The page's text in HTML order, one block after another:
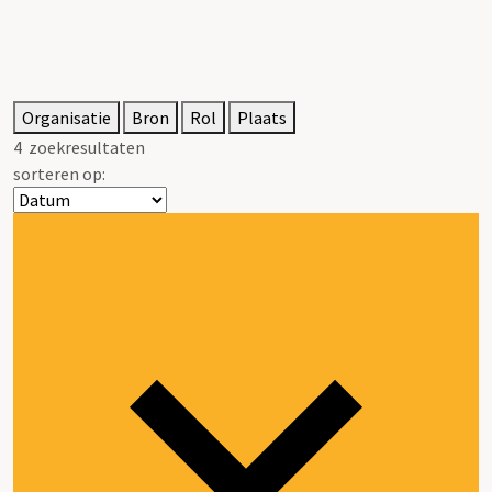
Organisatie Bron Rol
Plaats
4 zoekresultaten
sorteren op: